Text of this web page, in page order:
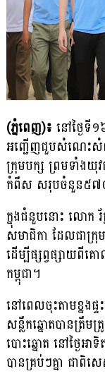
(ភ្នំពេញ)៖ នៅថ្ងៃទី
អញ្ជើញជួបសំណេះសំ
ក្រុមបក្ស ព្រមទាំងយុ
កំពឹស សរុបចំនួន៥៧
ក្នុងជំនួបនោះ លោក
សមាជិកា ដែលជាក្រុម
ដើម្បីផ្សព្វផ្សាយពី
កម្ពុជា។
នៅពេលចុះតាមខ្នងផ្
សន្លឹកឆ្នោតបានត្រឹម
បោះឆ្នោត នៅថ្ងៃអា
បានគ្រប់ៗគ្នា ជាពិ